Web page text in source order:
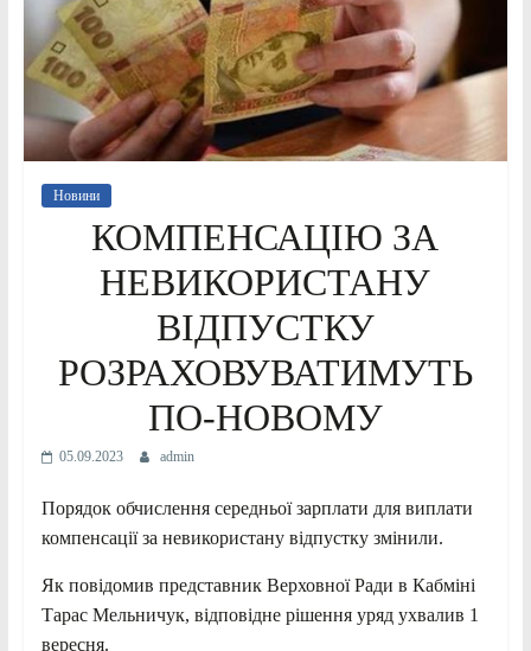
Новини
КОМПЕНСАЦІЮ ЗА
НЕВИКОРИСТАНУ
ВІДПУСТКУ
РОЗРАХОВУВАТИМУТЬ
ПО-НОВОМУ
05.09.2023 admin
Порядок обчислення середньої зарплати для виплати
компенсації за невикористану відпустку змінили.
Як повідомив представник Верховної Ради в Кабміні
Тарас Мельничук, відповідне рішення уряд ухвалив 1
вересня.